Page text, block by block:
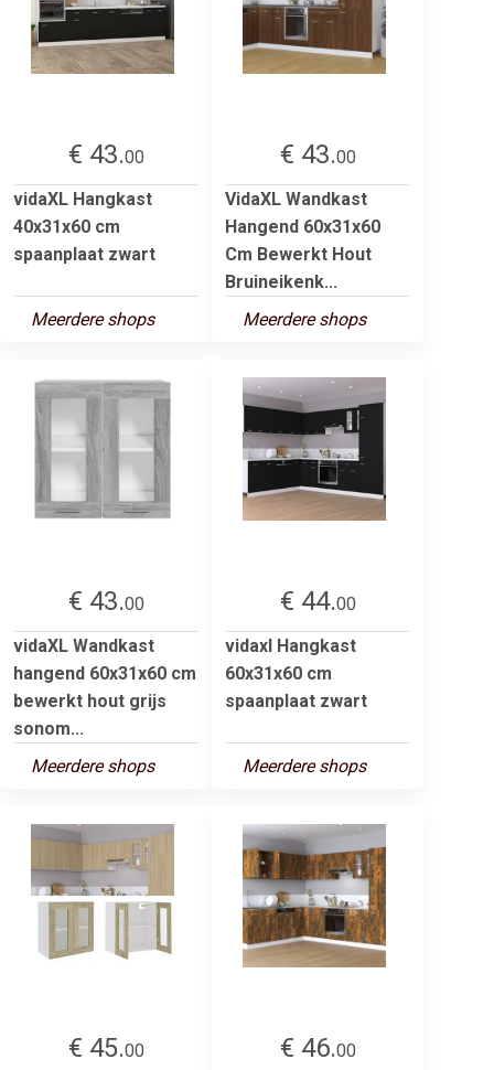
€ 43.00
vidaXL Hangkast
40x31x60 cm
spaanplaat zwart
Meerdere shops
€ 43.00
VidaXL Wandkast
Hangend 60x31x60
Cm Bewerkt Hout
Bruineikenk...
Meerdere shops
€ 43.00
vidaXL Wandkast
hangend 60x31x60 cm
bewerkt hout grijs
sonom...
Meerdere shops
€ 44.00
vidaxl Hangkast
60x31x60 cm
spaanplaat zwart
Meerdere shops
€ 45.00
€ 46.00